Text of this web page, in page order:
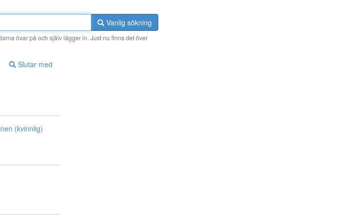
Vanlig sökning
övar på och själv lägger in. Just nu finns det över
Slutar med
(kvinnlig)